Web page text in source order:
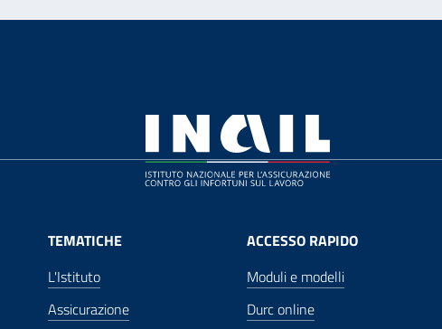
TEMATICHE
L'Istituto
Assicurazione
ACCESSO RAPIDO
Moduli e modelli
Durc online